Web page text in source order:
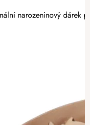
narozeninový dárek